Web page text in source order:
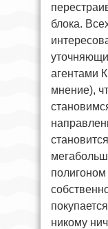
блока.
агентами
мнение),
никому